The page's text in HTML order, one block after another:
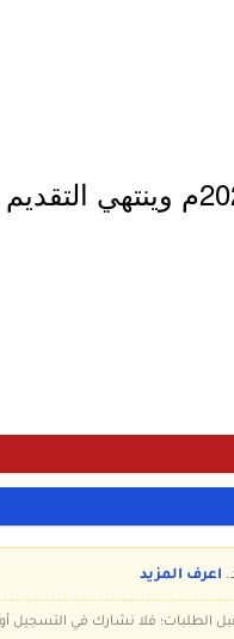
- التقديم مُتاح الآن بدأ اليوم الأربعاء بتاريخ 1444/07/17هـ الموافق 2023/02/
اعرف المزيد
الطلبات؛ فلا نشارك في التسجيل أو